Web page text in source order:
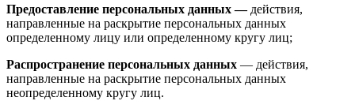
Предоставление персональных данных — действия,
направленные на раскрытие персональных данных
определенному лицу или определенному кругу лиц;
Распространение персональных данных — действия,
направленные на раскрытие персональных данных
неопределенному кругу лиц.